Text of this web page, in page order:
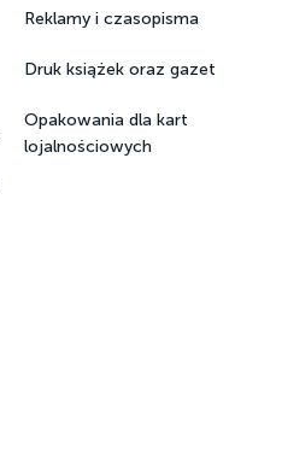
Reklamy i czasopisma
Druk książek oraz gazet ​​​​​​​
Opakowania dla kart
lojalnościowych